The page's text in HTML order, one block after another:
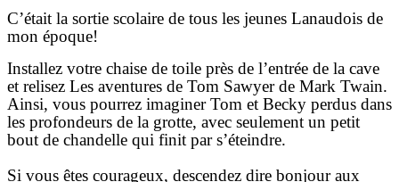
C’était la sortie scolaire de tous les jeunes Lanaudois de
mon époque!
Installez votre chaise de toile près de l’entrée de la cave
et relisez Les aventures de Tom Sawyer de Mark Twain.
Ainsi, vous pourrez imaginer Tom et Becky perdus dans
les profondeurs de la grotte, avec seulement un petit
bout de chandelle qui finit par s’éteindre.
Si vous êtes courageux, descendez dire bonjour aux